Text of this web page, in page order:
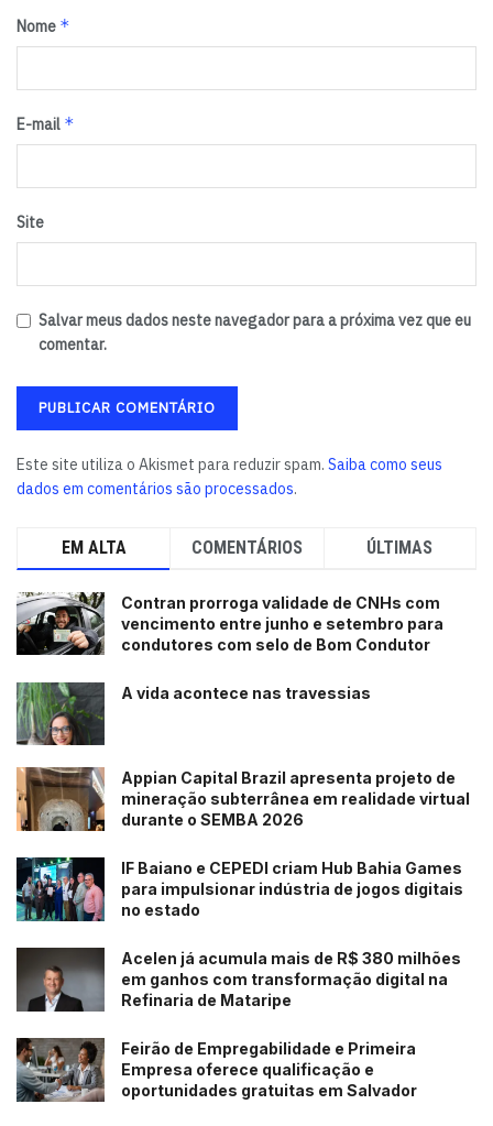
Nome *
E-mail *
Site
Salvar meus dados neste navegador para a próxima vez que eu
comentar.
Este site utiliza o Akismet para reduzir spam. Saiba como seus
dados em comentários são processados.
EM ALTA COMENTÁRIOS ÚLTIMAS
Contran prorroga validade de CNHs com
vencimento entre junho e setembro para
condutores com selo de Bom Condutor
A vida acontece nas travessias
Appian Capital Brazil apresenta projeto de
mineração subterrânea em realidade virtual
durante o SEMBA 2026
IF Baiano e CEPEDI criam Hub Bahia Games
para impulsionar indústria de jogos digitais
no estado
Acelen já acumula mais de R$ 380 milhões
em ganhos com transformação digital na
Refinaria de Mataripe
Feirão de Empregabilidade e Primeira
Empresa oferece qualificação e
oportunidades gratuitas em Salvador